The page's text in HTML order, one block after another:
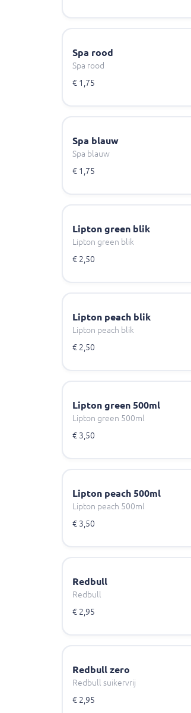
Spa rood
Spa rood
€ 1,75
Spa blauw
Spa blauw
€ 1,75
Lipton green blik
Lipton green blik
€ 2,50
Lipton peach blik
Lipton peach blik
€ 2,50
Lipton green 500ml
Lipton green 500ml
€ 3,50
Lipton peach 500ml
Lipton peach 500ml
€ 3,50
Redbull
Redbull
€ 2,95
Redbull zero
Redbull suikervrij
€ 2,95